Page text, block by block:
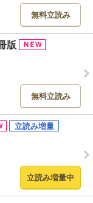
無料立読み
版
無料立読み
立読み増量中